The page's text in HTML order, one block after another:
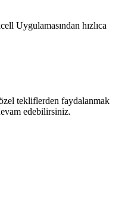
Uygulamasından hızlıca
tekliflerden faydalanmak
edebilirsiniz.